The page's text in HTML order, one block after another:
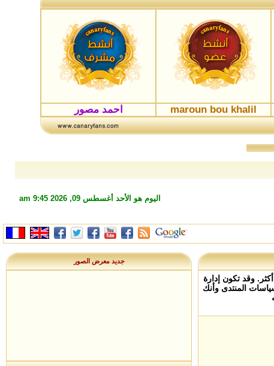
maroun bou khalil احمد مصور
اليوم هو الأحد أغسطس 09, 2026 9:45 am
وقد تكون إدارة
المنتدى وأنك
جديد معرض الصور